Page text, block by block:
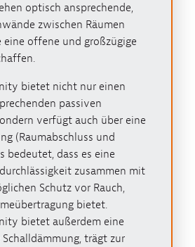
optisch ansprechende,
zwischen Räumen
eine offene und großzügige
bietet nicht nur einen
passiven
verfügt auch über eine
(Raumabschluss und
bedeutet, dass es eine
zusammen mit
Schutz vor Rauch,
bietet.
bietet außerdem eine
trägt zur